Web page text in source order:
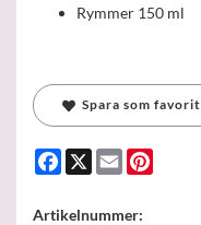
Rymmer 150 ml
Spara som favorit
Facebook
X Email
Artikelnummer: